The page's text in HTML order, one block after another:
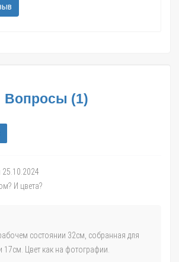
Хабаровск; Ярославль; Кемерово; Астрахань;
Вопросы (1)
25.10.2024
И цвета?
состоянии 32см, собранная для
17см. Цвет как на фотографии.